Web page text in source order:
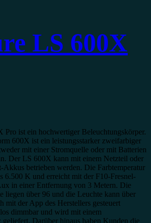
LS 600X
Pro ist ein hochwertiger Beleuchtungskörper.
600X ist ein leistungsstarker zweifarbiger
mit einer Stromquelle oder mit Batterien
Der LS 600X kann mit einem Netzteil oder
betrieben werden. Die Farbtemperatur
6.500 K und erreicht mit der F10-Fresnel-
in einer Entfernung von 3 Metern. Die
liegen über 96 und die Leuchte kann über
der App des Herstellers gesteuert
dimmbar und wird mit einem
Darüber hinaus haben Kunden die